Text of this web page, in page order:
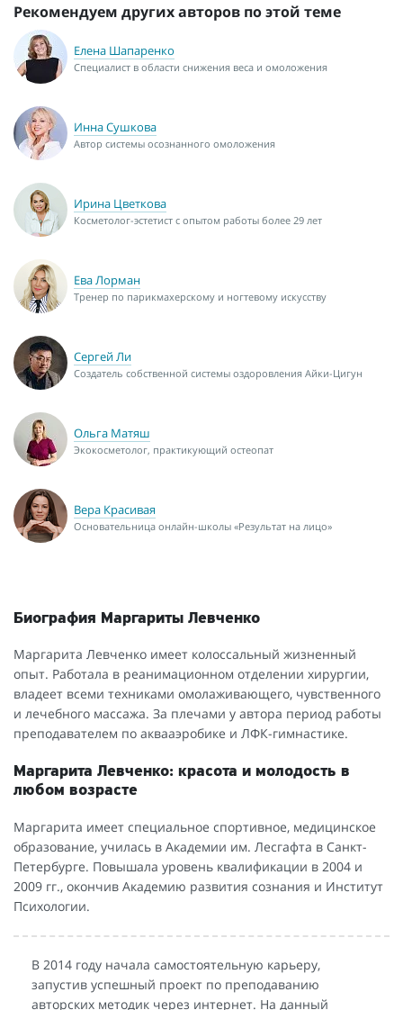
Рекомендуем других авторов по этой теме
Елена Шапаренко
Специалист в области снижения веса и омоложения
Инна Сушкова
Автор системы осознанного омоложения
Ирина Цветкова
Косметолог-эстетист с опытом работы более 29 лет
Ева Лорман
Тренер по парикмахерскому и ногтевому искусству
Сергей Ли
Создатель собственной системы оздоровления Айки-Цигун
Ольга Матяш
Экокосметолог, практикующий остеопат
Вера Красивая
Основательница онлайн-школы «Результат на лицо»
Биография Маргариты Левченко
Маргарита Левченко имеет колоссальный жизненный
опыт. Работала в реанимационном отделении хирургии,
владеет всеми техниками омолаживающего, чувственного
и лечебного массажа. За плечами у автора период работы
преподавателем по аквааэробике и ЛФК-гимнастике.
Маргарита Левченко: красота и молодость в
любом возрасте
Маргарита имеет специальное спортивное, медицинское
образование, училась в Академии им. Лесгафта в Санкт-
Петербурге. Повышала уровень квалификации в 2004 и
2009 гг., окончив Академию развития сознания и Институт
Психологии.
В 2014 году начала самостоятельную карьеру,
запустив успешный проект по преподаванию
авторских методик через интернет. На данный